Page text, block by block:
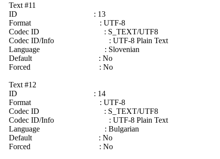
Text #11
ID : 13
Format : UTF-8
Codec ID : S_TEXT/UTF8
Codec ID/Info : UTF-8 Plain Text
Language : Slovenian
Default : No
Forced : No
Text #12
ID : 14
Format : UTF-8
Codec ID : S_TEXT/UTF8
Codec ID/Info : UTF-8 Plain Text
Language : Bulgarian
Default : No
Forced : No